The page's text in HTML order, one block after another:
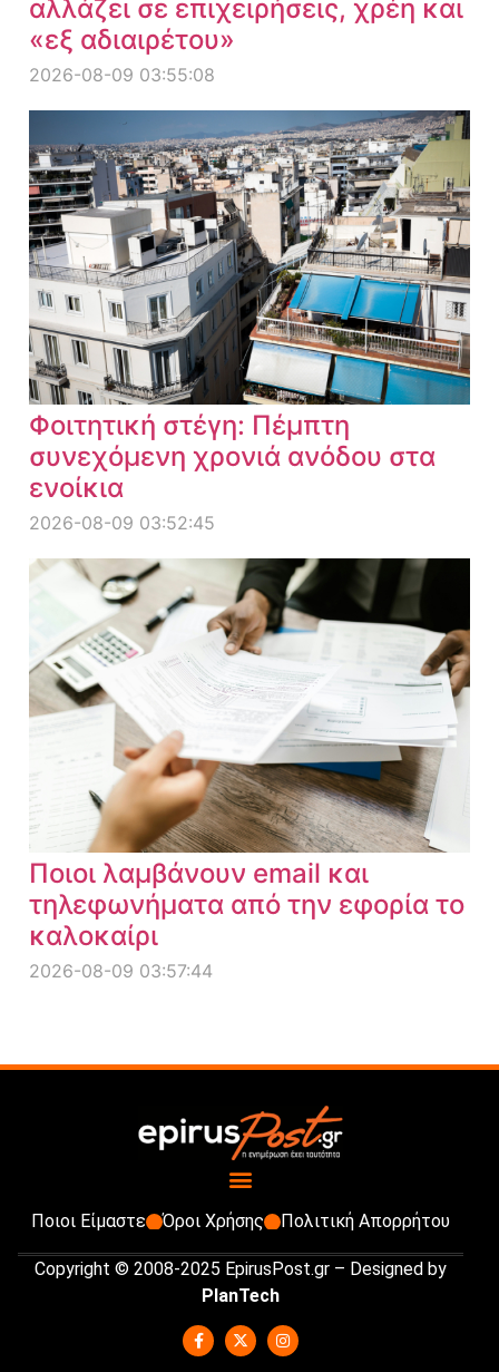
αλλάζει σε επιχειρήσεις, χρέη και
«εξ αδιαιρέτου»
2026-08-09 03:55:08
Φοιτητική στέγη: Πέμπτη
συνεχόμενη χρονιά ανόδου στα
ενοίκια
2026-08-09 03:52:45
Ποιοι λαμβάνουν email και
τηλεφωνήματα από την εφορία το
καλοκαίρι
2026-08-09 03:57:44
Ποιοι Είμαστε Όροι Χρήσης Πολιτική Απορρήτου
Copyright © 2008-2025 EpirusPost.gr – Designed by
PlanTech